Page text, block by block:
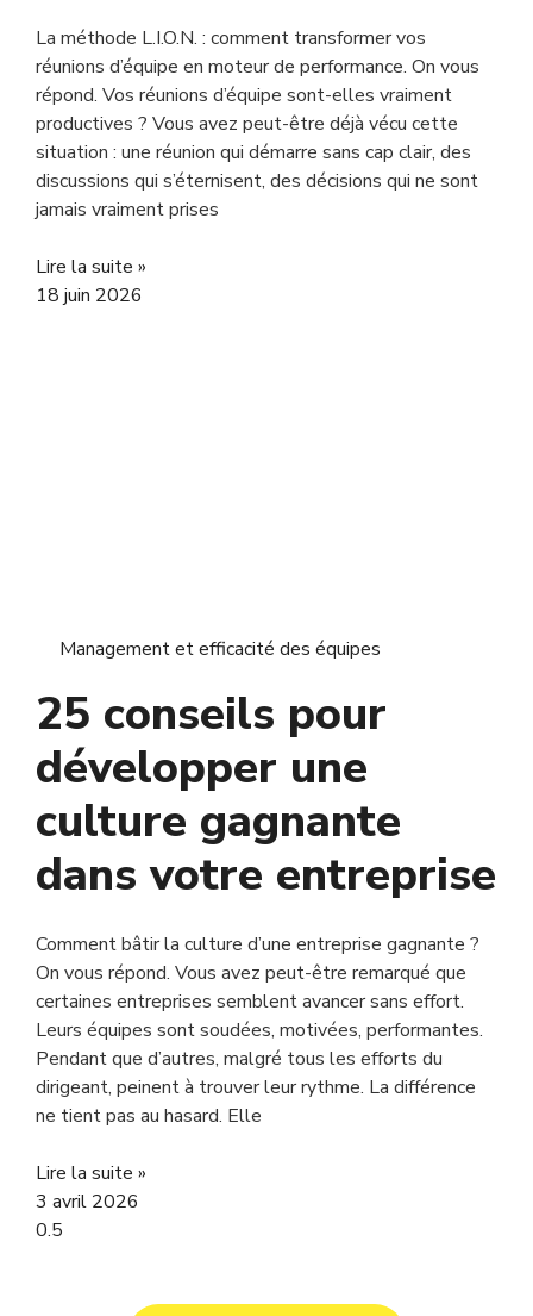
La méthode L.I.O.N. : comment transformer vos
réunions d’équipe en moteur de performance. On vous
répond. Vos réunions d’équipe sont-elles vraiment
productives ? Vous avez peut-être déjà vécu cette
situation : une réunion qui démarre sans cap clair, des
discussions qui s’éternisent, des décisions qui ne sont
jamais vraiment prises
Lire la suite »
18 juin 2026
Management et efficacité des équipes
25 conseils pour
développer une
culture gagnante
dans votre entreprise
Comment bâtir la culture d’une entreprise gagnante ?
On vous répond. Vous avez peut-être remarqué que
certaines entreprises semblent avancer sans effort.
Leurs équipes sont soudées, motivées, performantes.
Pendant que d’autres, malgré tous les efforts du
dirigeant, peinent à trouver leur rythme. La différence
ne tient pas au hasard. Elle
Lire la suite »
3 avril 2026